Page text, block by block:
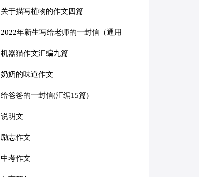
关于描写植物的作文四篇
2022年新生写给老师的一封信（通用
8篇）
机器猫作文汇编九篇
奶奶的味道作文
给爸爸的一封信(汇编15篇)
说明文
励志作文
中考作文